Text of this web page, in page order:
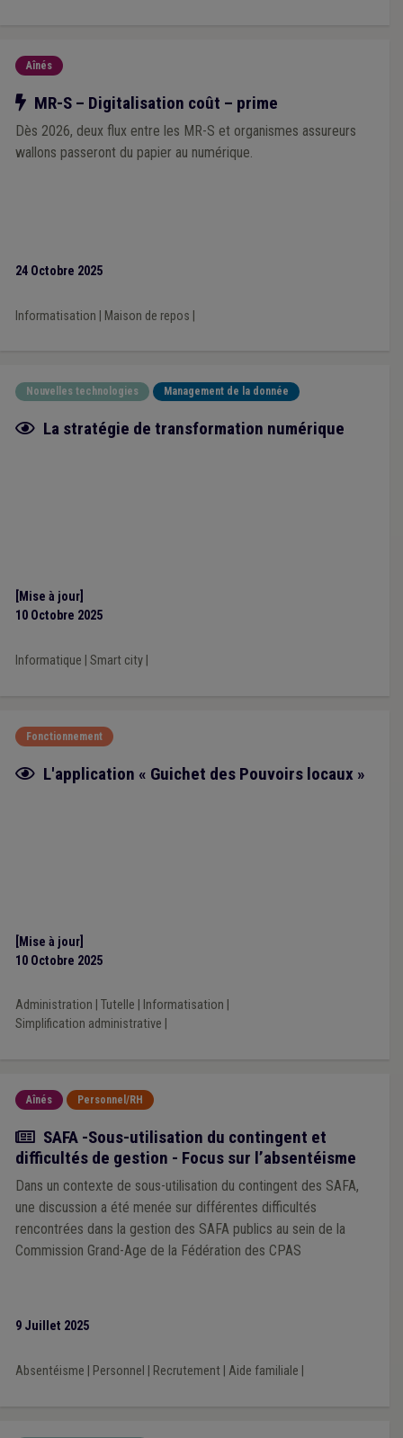
Aînés
Notre action
MR-S – Digitalisation coût – prime
Dès 2026, deux flux entre les MR-S et organismes assureurs
wallons passeront du papier au numérique.
24 Octobre 2025
Informatisation Maison de repos
Nouvelles technologies Management de la donnée
Fiche focus
La stratégie de transformation numérique
[Mise à jour]
10 Octobre 2025
Informatique Smart city|
Fonctionnement
Fiche focus
L'application « Guichet des Pouvoirs locaux »
[Mise à jour]
10 Octobre 2025
Administration Tutelle Informatisation
Simplification administrative
Aînés Personnel/RH
Actualité
SAFA -Sous-utilisation du contingent et
difficultés de gestion - Focus sur l’absentéisme
Dans un contexte de sous-utilisation du contingent des SAFA,
une discussion a été menée sur différentes difficultés
rencontrées dans la gestion des SAFA publics au sein de la
Commission Grand-Age de la Fédération des CPAS
9 Juillet 2025
Absentéisme Personnel Recrutement| Aide familiale